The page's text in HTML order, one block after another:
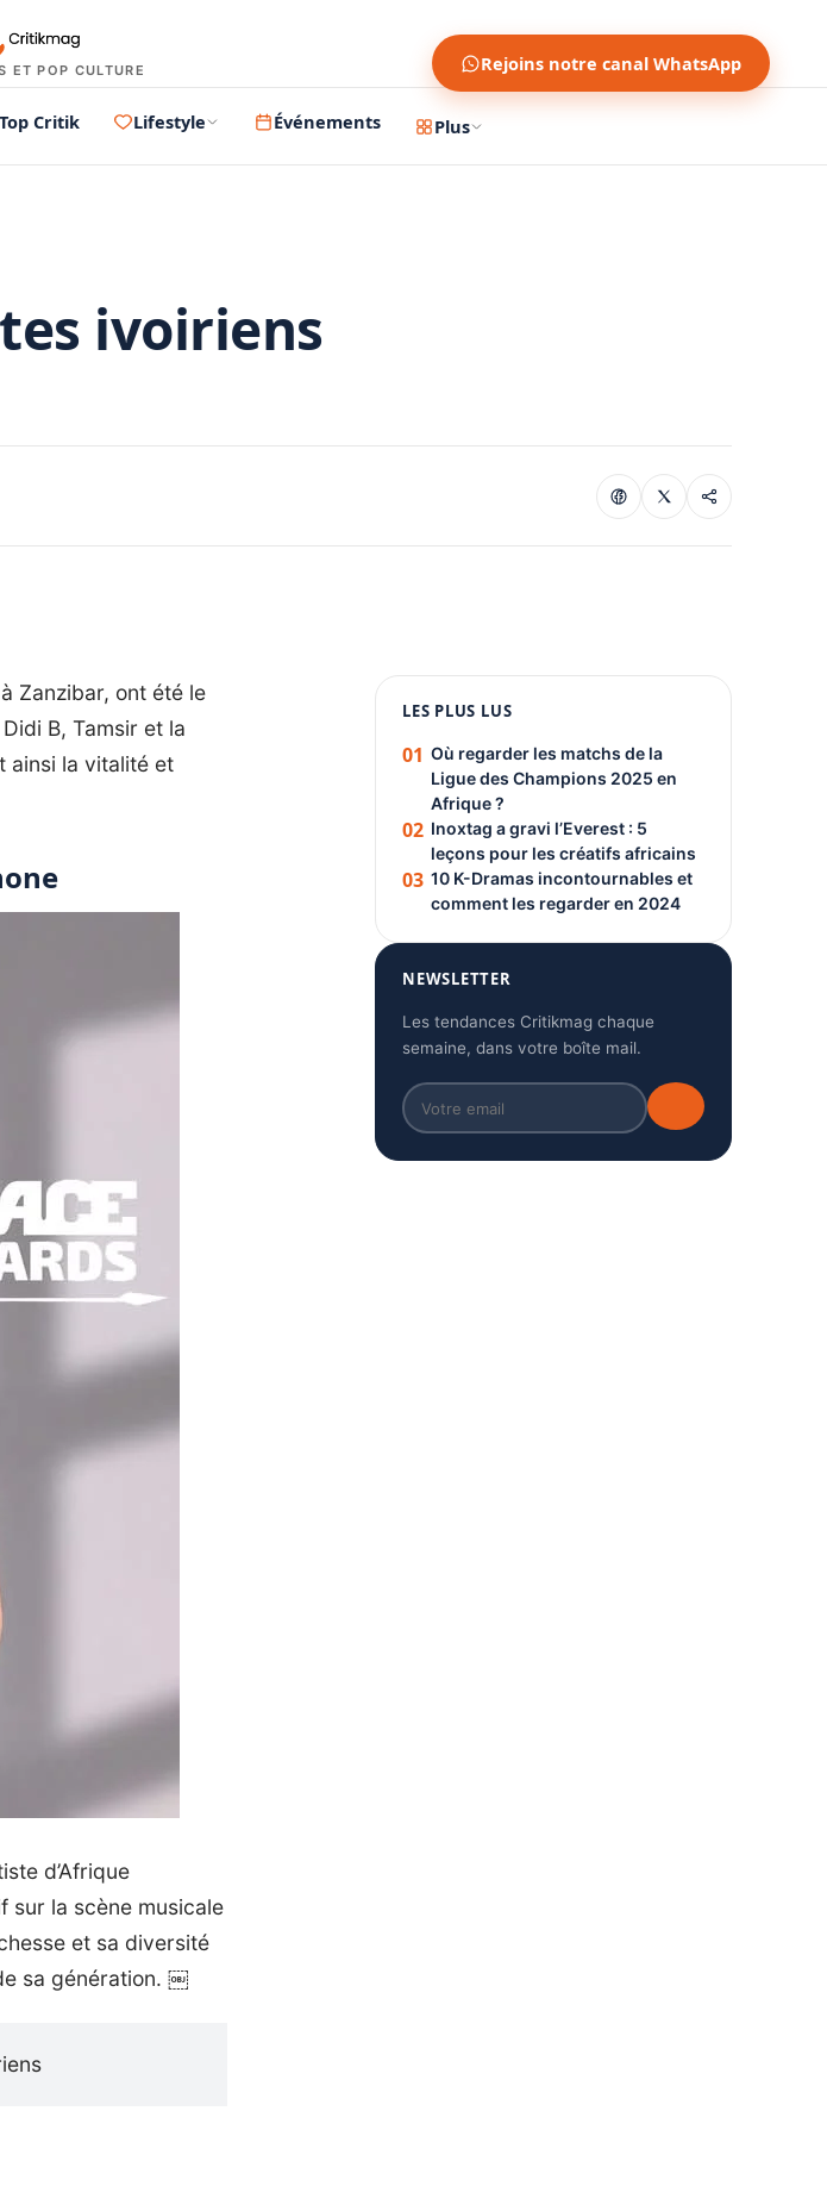
ET POP CULTURE Rejoins notre canal WhatsApp
Top Critik Lifestyle Événements Plus
ivoiriens
Zanzibar, ont été le
B, Tamsir et la
ainsi la vitalité et
d’Afrique
sur la scène musicale
et sa diversité
sa génération. ￼
PUBLICITÉ
LES PLUS LUS
01 Où regarder les matchs de la
Ligue des Champions 2025 en
Afrique ?
02 Inoxtag a gravi l’Everest : 5
leçons pour les créatifs africains
03 10 K-Dramas incontournables et
comment les regarder en 2024
NEWSLETTER
Les tendances Critikmag chaque
semaine, dans votre boîte mail.